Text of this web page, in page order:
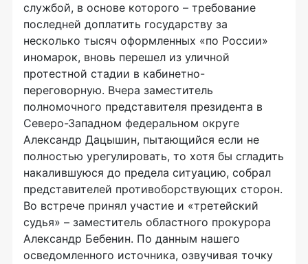
службой, в основе которого – требование
последней доплатить государству за
несколько тысяч оформленных «по России»
иномарок, вновь перешел из уличной
протестной стадии в кабинетно-
переговорную. Вчера заместитель
полномочного представителя президента в
Северо-Западном федеральном округе
Александр Дацышин, пытающийся если не
полностью урегулировать, то хотя бы сгладить
накалившуюся до предела ситуацию, собрал
представителей противоборствующих сторон.
Во встрече принял участие и «третейский
судья» – заместитель областного прокурора
Александр Бебенин. По данным нашего
осведомленного источника, озвучивая точку